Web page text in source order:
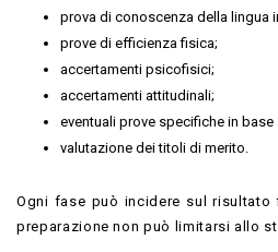
prova di conoscenza della lingua
prove di efficienza fisica;
accertamenti psicofisici;
accertamenti attitudinali;
eventuali prove specifiche in
valutazione dei titoli di merito.
Ogni fase può incidere sul risultato
preparazione non può limitarsi allo